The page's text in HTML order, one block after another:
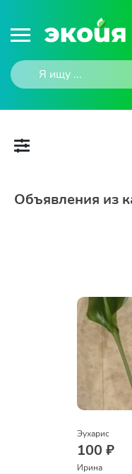
Объявления из
Эухарис
100 ₽
Ирина